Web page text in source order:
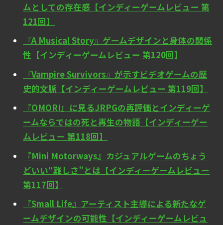
ムとしての存在感【インディーゲームレビュー 第
121回】
『A Musical Story』ゲームデザインと身体の関係
性【インディーゲームレビュー 第120回】
『Vampire Survivors』が示すビデオゲームの歴
史的文脈【インディーゲームレビュー 第119回】
『OMORI』に見るJRPGの再評価とインディーゲ
ームならではの死と再生の物語【インディーゲー
ムレビュー 第118回】
『Mini Motorways』カジュアルゲームのちょう
どいい“難しさ”とは【インディーゲームレビュー
第117回】
『Small Life』アーティスト主導による新たなゲ
ームデザインの可能性【インディーゲームレビュ